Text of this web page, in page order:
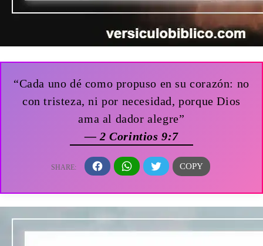
“Cada uno dé como propuso en su corazón: no
con tristeza, ni por necesidad, porque Dios
ama al dador alegre”
— 2 Corintios 9:7